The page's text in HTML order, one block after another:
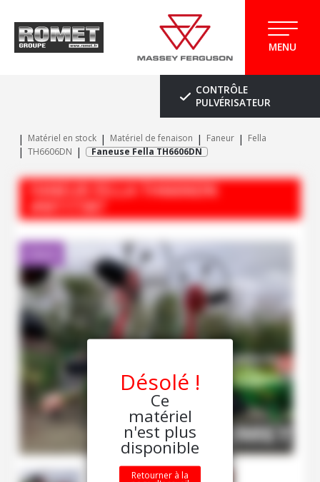
MENU
CONTRÔLE
PULVÉRISATEUR
Matériel en stock Matériel de fenaison Faneur
Fella
TH6606DN
Faneuse Fella TH6606DN
FANEUR FELLATH6606DN
#M117387
Désolé !
Ce
matériel
n'est plus
disponible
Retourner à la